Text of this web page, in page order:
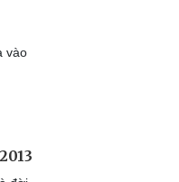
vào